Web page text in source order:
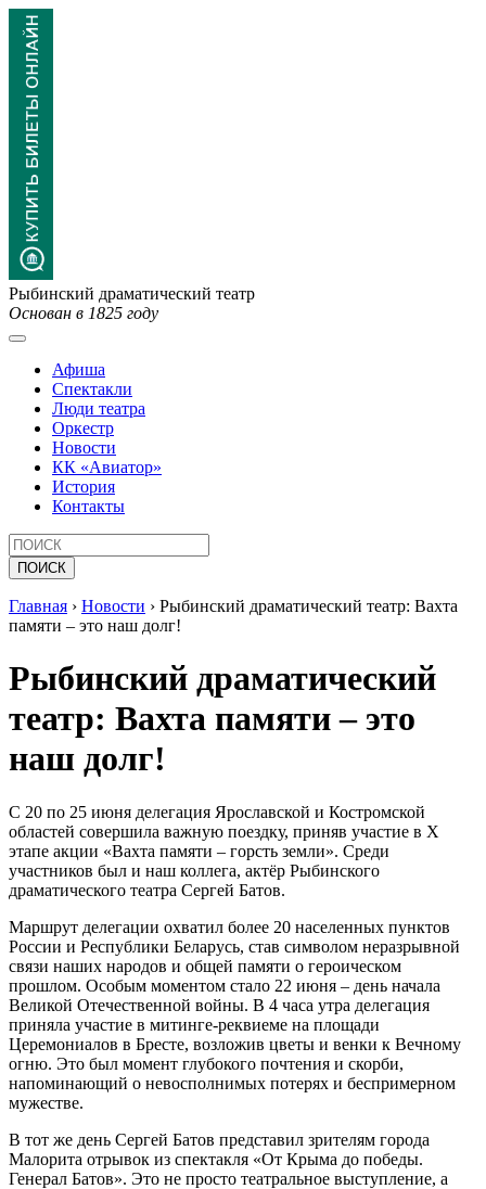
Рыбинский драматический театр
Основан в 1825 году
Афиша
Спектакли
Люди театра
Оркестр
Новости
КК «Авиатор»
История
Контакты
Главная › Новости › Рыбинский драматический театр: Вахта
памяти – это наш долг!
Рыбинский драматический
театр: Вахта памяти – это
наш долг!
С 20 по 25 июня делегация Ярославской и Костромской
областей совершила важную поездку, приняв участие в X
этапе акции «Вахта памяти – горсть земли». Среди
участников был и наш коллега, актёр Рыбинского
драматического театра Сергей Батов.
Маршрут делегации охватил более 20 населенных пунктов
России и Республики Беларусь, став символом неразрывной
связи наших народов и общей памяти о героическом
прошлом. Особым моментом стало 22 июня – день начала
Великой Отечественной войны. В 4 часа утра делегация
приняла участие в митинге-реквиеме на площади
Церемониалов в Бресте, возложив цветы и венки к Вечному
огню. Это был момент глубокого почтения и скорби,
напоминающий о невосполнимых потерях и беспримерном
мужестве.
В тот же день Сергей Батов представил зрителям города
Малорита отрывок из спектакля «От Крыма до победы.
Генерал Батов». Это не просто театральное выступление, а